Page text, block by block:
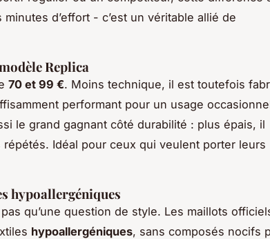
d’effort - c’est un véritable allié de
Replica
70 et 99 €. Moins technique, il est toutefois
performant pour un usage
le grand gagnant côté durabilité : plus épais, il
Idéal pour ceux qui veulent porter leurs
hypoallergéniques
qu’une question de style. Les maillots
hypoallergéniques, sans composés nocifs